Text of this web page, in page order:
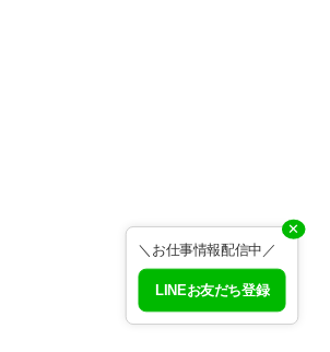
✕
＼お仕事情報配信中／
LINEお友だち登録